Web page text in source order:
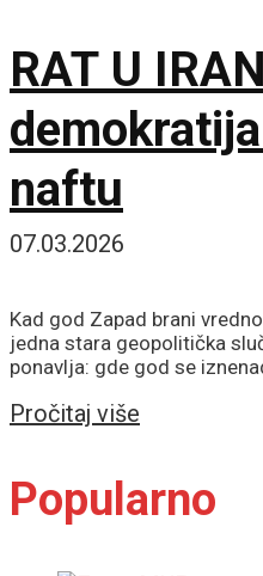
RAT U
naftu
07.03.2026
Kad god Zapad brani
jedna stara geopolitička
ponavlja: gde god se
Pročitaj više
Popularno